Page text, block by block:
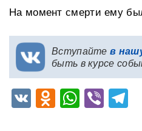
На момент смерти ему
Вступайте в
быть в курсе
VK Viber